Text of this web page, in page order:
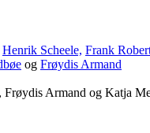
Henrik Scheele, Frank
og Frøydis Armand
Armand og Katja